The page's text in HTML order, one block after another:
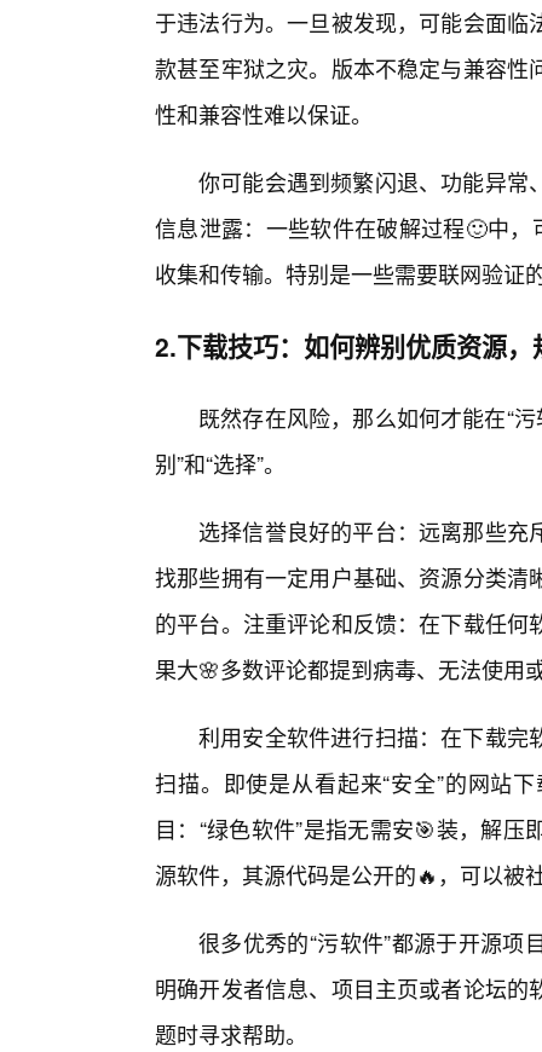
于违法行为。一旦被发现，可能会面
款甚至牢狱之灾。版本不稳定与兼容
性和兼容性难以保证。
你可能会遇到频繁闪退、功能异常
信息泄露：一些软件在破解过程🙂中
收集和传输。特别是一些需要联网验证
2.下载技巧：如何辨别优质资源，
既然存在风险，那么如何才能在“
别”和“选择”。
选择信誉良好的平台：远离那些
找那些拥有一定用户基础、资源分类
的平台。注重评论和反馈：在下载任
果大🌸多数评论都提到病毒、无法使用
利用安全软件进行扫描：在下载完
扫描。即使是从看起来“安全”的网站
目：“绿色软件”是指无需安🎯装，解
源软件，其源代码是公开的🔥，可以被
很多优秀的“污软件”都源于开源
明确开发者信息、项目主页或者论坛
题时寻求帮助。